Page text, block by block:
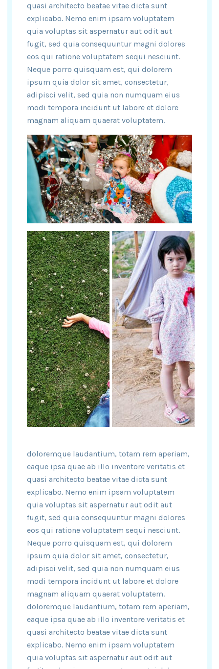
quasi architecto beatae vitae dicta sunt
explicabo. Nemo enim ipsam voluptatem
quia voluptas sit aspernatur aut odit aut
fugit, sed quia consequuntur magni dolores
eos qui ratione voluptatem sequi nesciunt.
Neque porro quisquam est, qui dolorem
ipsum quia dolor sit amet, consectetur,
adipisci velit, sed quia non numquam eius
modi tempora incidunt ut labore et dolore
magnam aliquam quaerat voluptatem.
doloremque laudantium, totam rem aperiam,
eaque ipsa quae ab illo inventore veritatis et
quasi architecto beatae vitae dicta sunt
explicabo. Nemo enim ipsam voluptatem
quia voluptas sit aspernatur aut odit aut
fugit, sed quia consequuntur magni dolores
eos qui ratione voluptatem sequi nesciunt.
Neque porro quisquam est, qui dolorem
ipsum quia dolor sit amet, consectetur,
adipisci velit, sed quia non numquam eius
modi tempora incidunt ut labore et dolore
magnam aliquam quaerat voluptatem.
doloremque laudantium, totam rem aperiam,
eaque ipsa quae ab illo inventore veritatis et
quasi architecto beatae vitae dicta sunt
explicabo. Nemo enim ipsam voluptatem
quia voluptas sit aspernatur aut odit aut